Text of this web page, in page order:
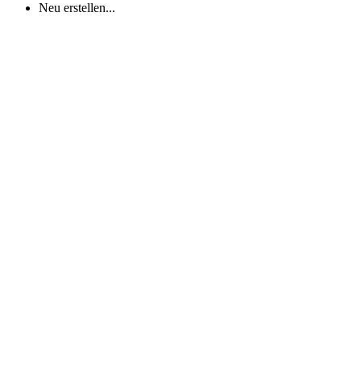
Neu erstellen...